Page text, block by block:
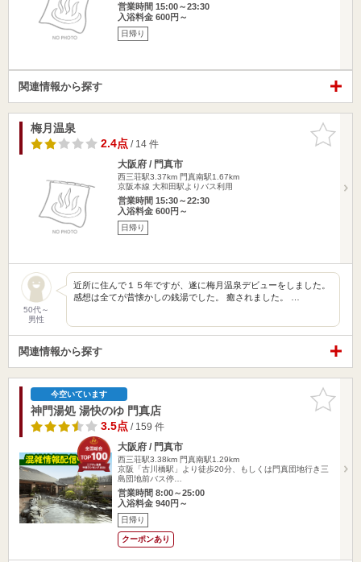
営業時間 15:00～23:30
入浴料金 600円～
日帰り
関連情報から探す
お気に入
りに追加
梅月温泉
2.4点/ 14 件
大阪府 / 門真市
西三荘駅3.37km 門真南駅1.67km
京阪本線 大和田駅よりバス利用
営業時間 15:30～22:30
入浴料金 600円～
日帰り
50代～
男性
近所に住んで１５年ですが、遂に梅月温泉デビューをしました。
感想は全てが昔懐かしの銭湯でした。 癒されました。 …
関連情報から探す
お気に入
りに追加
今空いています
神門湯処 湯快のゆ 門真店
3.5点/ 159 件
大阪府 / 門真市
西三荘駅3.38km 門真南駅1.29km
京阪「古川橋駅」より徒歩20分、もしくは門真団地行き三
島団地前バス停…
営業時間 8:00～25:00
入浴料金 940円～
日帰り
クーポンあり